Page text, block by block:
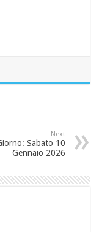
Next
Sabato 10
Gennaio 2026